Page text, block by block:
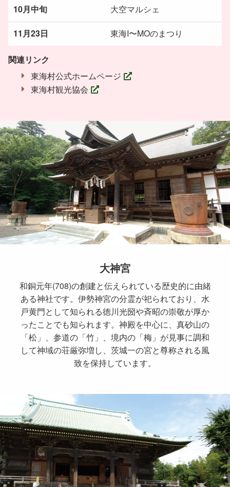
10月中旬 大空マルシェ
11月23日 東海I〜MOのまつり
関連リンク
東海村公式ホームページ
東海村観光協会
大神宮
和銅元年(708)の創建と伝えられている歴史的に由緒
ある神社です。伊勢神宮の分霊が祀られており、水
戸黄門として知られる徳川光圀や斉昭の崇敬が厚か
ったことでも知られます。神殿を中心に、真砂山の
「松」、参道の「竹」、境内の「梅」が見事に調和
して神域の荘厳弥増し、茨城一の宮と尊称される風
致を保持しています。